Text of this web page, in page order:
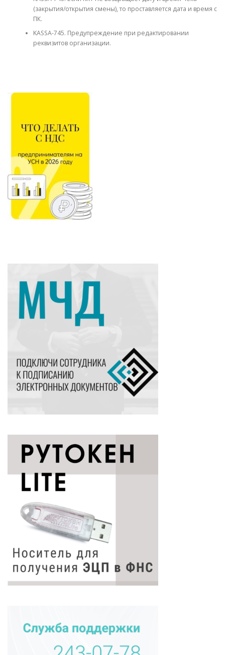
(закрытия/открытия смены), то проставляется дата и время с
ПК.
KASSA-745. Предупреждение при редактировании
реквизитов организации.